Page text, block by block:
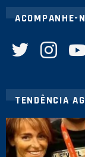
ACOMPANHE-
TENDÊNCIA